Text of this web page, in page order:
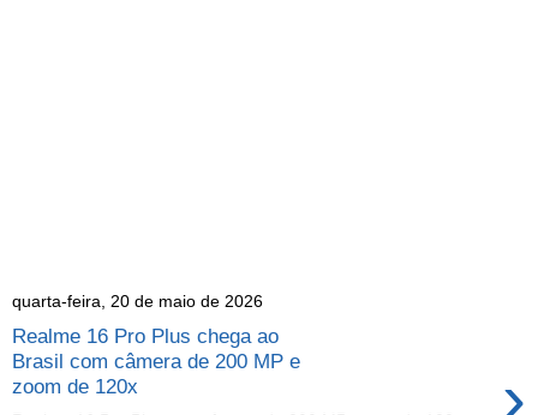
quarta-feira, 20 de maio de 2026
Realme 16 Pro Plus chega ao
Brasil com câmera de 200 MP e
zoom de 120x
›